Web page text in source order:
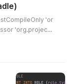
'or
'org.projectl